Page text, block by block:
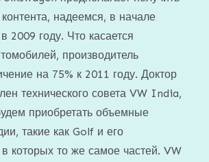
надеемся, в начале
2009 году. Что касается
производитель
на 75% к 2011 году. Доктор
технического совета VW India,
приобретать объемные
такие как Golf и его
которых то же самое частей. VW